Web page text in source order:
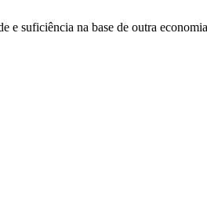
suficiência na base de outra